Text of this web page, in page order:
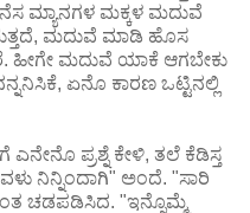
ಮ್ಯಾನಗಳ ಮಕ್ಕಳ ಮದುವೆ
ಮದುವೆ ಮಾಡಿ ಹೊಸ
ಹೀಗೇ ಮದುವೆ ಯಾಕೆ ಆಗಬೇಕು
ಏನೊ ಕಾರಣ ಒಟ್ಟಿನಲ್ಲಿ
ಎನೇನೊ ಪ್ರಶ್ನೆ ಕೇಳಿ, ತಲೆ ಕೆಡಿಸ್ತ
ನಿನ್ನಿಂದಾಗಿ" ಅಂದೆ. "ಸಾರಿ
ಚಡಪಡಿಸಿದ. "ಇನ್ನೊಮ್ಮೆ